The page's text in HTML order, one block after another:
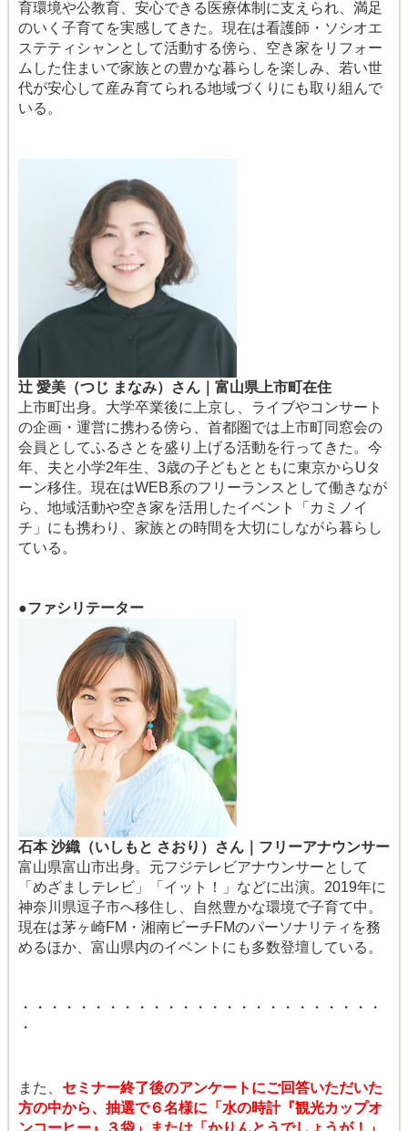
育環境や公教育、安心できる医療体制に支えられ、満足
のいく子育てを実感してきた。現在は看護師・ソシオエ
ステティシャンとして活動する傍ら、空き家をリフォー
ムした住まいで家族との豊かな暮らしを楽しみ、若い世
代が安心して産み育てられる地域づくりにも取り組んで
いる。
辻 愛美（つじ まなみ）さん｜富山県上市町在住
上市町出身。大学卒業後に上京し、ライブやコンサート
の企画・運営に携わる傍ら、首都圏では上市町同窓会の
会員としてふるさとを盛り上げる活動を行ってきた。今
年、夫と小学2年生、3歳の子どもとともに東京からUタ
ーン移住。現在はWEB系のフリーランスとして働きなが
ら、地域活動や空き家を活用したイベント「カミノイ
チ」にも携わり、家族との時間を大切にしながら暮らし
ている。
●ファシリテーター
石本 沙織（いしもと さおり）さん｜フリーアナウンサー
富山県富山市出身。元フジテレビアナウンサーとして
「めざましテレビ」「イット！」などに出演。2019年に
神奈川県逗子市へ移住し、自然豊かな環境で子育て中。
現在は茅ヶ崎FM・湘南ビーチFMのパーソナリティを務
めるほか、富山県内のイベントにも多数登壇している。
・・・・・・・・・・・・・・・・・・・・・・・・・
・
また、 セミナー終了後のアンケートにご回答いただいた
方の中から、抽選で６名様に「水の時計『観光カップオ
ンコーヒー』３袋」または「かりんとうでしょうが！」